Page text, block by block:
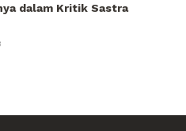
dalam Kritik Sastra